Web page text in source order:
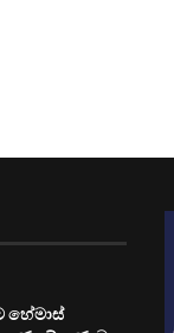
හේමාස්